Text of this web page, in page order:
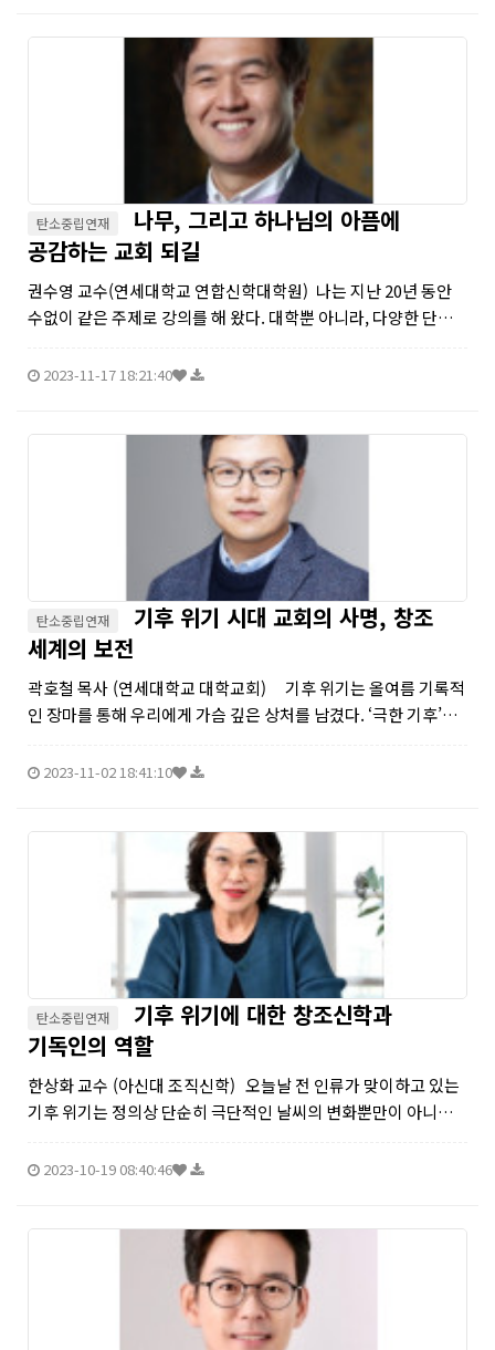
탄소중립연재
나무, 그리고 하나님의 아픔에
공감하는 교회 되길
권수영 교수(연세대학교 연합신학대학원) 나는 지난 20년 동안
수없이 같은 주제로 강의를 해 왔다. 대학뿐 아니라, 다양한 단체
러 ...2023-11-17 18:21:40
탄소중립연재
기후 위기 시대 교회의 사명, 창조
세계의 보전
곽호철 목사 (연세대학교 대학교회) 기후 위기는 올여름 기록적
인 장마를 통해 우리에게 가슴 깊은 상처를 남겼다. ‘극한 기후’라
을 당하고 있다. 인간뿐만 아니...
2023-11-02 18:41:10
탄소중립연재
기후 위기에 대한 창조신학과
기독인의 역할
한상화 교수 (아신대 조직신학) 오늘날 전 인류가 맞이하고 있는
기후 위기는 정의상 단순히 극단적인 날씨의 변화뿐만이 아니라
류 문명에 치명적 위험을 초래하는 전 지구적 위...
2023-10-19 08:40:46